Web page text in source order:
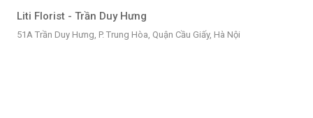
Liti Florist - Trần Duy Hưng
51A Trần Duy Hưng, P. Trung Hòa, Quận Cầu Giấy, Hà Nội